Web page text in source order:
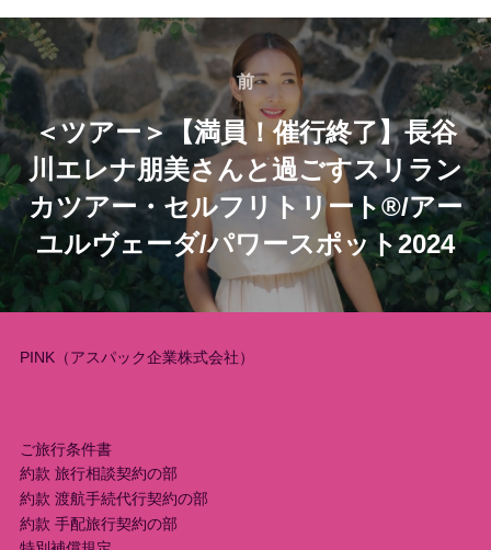
投
稿
ナ
ビ
ゲ
ー
ン
前
前
＜ツアー＞【満員！催行終了】長谷
川エレナ朋美さんと過ごすスリラン
カツアー・セルフリトリート®︎/アー
ユルヴェーダ/パワースポット2024
PINK（アスパック企業株式会社）
ご旅行条件書
約款 旅行相談契約の部
約款 渡航手続代行契約の部
約款 手配旅行契約の部